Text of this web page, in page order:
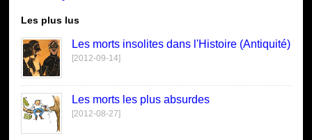
Les plus lus
Les morts insolites dans l'Histoire (Antiquité)
[2012-09-14]
Les morts les plus absurdes
[2012-08-27]